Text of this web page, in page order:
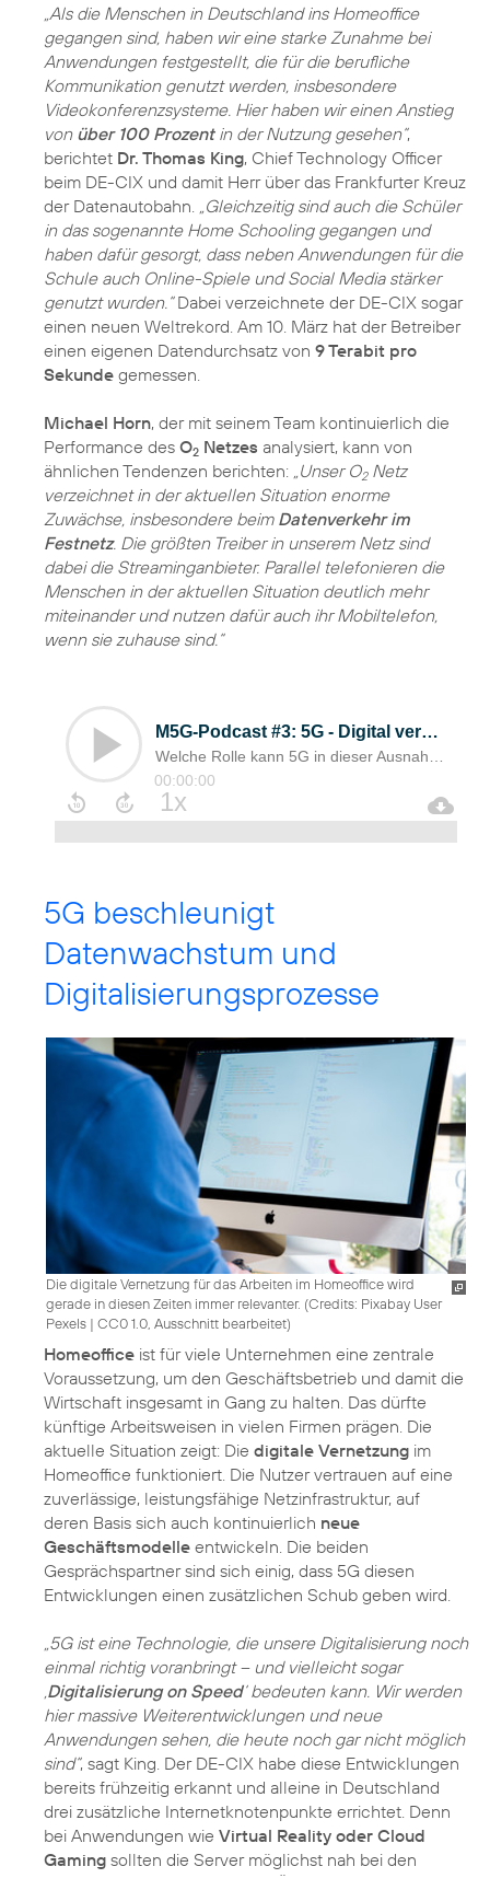
„Als die Menschen in Deutschland ins Homeoffice
gegangen sind, haben wir eine starke Zunahme bei
Anwendungen festgestellt, die für die berufliche
Kommunikation genutzt werden, insbesondere
Videokonferenzsysteme. Hier haben wir einen Anstieg
von über 100 Prozentin der Nutzung gesehen“,
berichtet Dr. Thomas King, Chief Technology Officer
beim DE-CIX und damit Herr über das Frankfurter Kreuz
der Datenautobahn.
„Gleichzeitig sind auch die Schüler
in das sogenannte Home Schooling gegangen und
haben dafür gesorgt, dass neben Anwendungen für die
Schule auch Online-Spiele und Social Media stärker
genutzt wurden.“Dabei verzeichnete der DE-CIX sogar
einen neuen Weltrekord. Am 10. März hat der Betreiber
einen eigenen Datendurchsatz von 9 Terabit pro
Sekunde gemessen.
Michael Horn, der mit seinem Team kontinuierlich die
Performance des O2 Netzes analysiert, kann von
ähnlichen Tendenzen berichten: „Unser O2Netz
verzeichnet in der aktuellen Situation enorme
Zuwächse, insbesondere beim Datenverkehr im
Festnetz. Die größten Treiber in unserem Netz sind
dabei die Streaminganbieter. Parallel telefonieren die
Menschen in der aktuellen Situation deutlich mehr
miteinander und nutzen dafür auch ihr Mobiltelefon,
wenn sie zuhause sind.“
5G beschleunigt
Datenwachstum und
Digitalisierungsprozesse
Die digitale Vernetzung für das Arbeiten im Homeoffice wird
gerade in diesen Zeiten immer relevanter. (Credits: Pixabay User
Pexels | CC0 1.0, Ausschnitt bearbeitet)
Homeoffice ist für viele Unternehmen eine zentrale
Voraussetzung, um den Geschäftsbetrieb und damit die
Wirtschaft insgesamt in Gang zu halten. Das dürfte
künftige Arbeitsweisen in vielen Firmen prägen. Die
aktuelle Situation zeigt: Die digitale Vernetzung im
Homeoffice funktioniert. Die Nutzer vertrauen auf eine
zuverlässige, leistungsfähige Netzinfrastruktur, auf
deren Basis sich auch kontinuierlich neue
Geschäftsmodelle entwickeln. Die beiden
Gesprächspartner sind sich einig, dass 5G diesen
Entwicklungen einen zusätzlichen Schub geben wird.
„5G ist eine Technologie, die unsere Digitalisierung noch
einmal richtig voranbringt – und vielleicht sogar
‚Digitalisierung on Speed‘ bedeuten kann. Wir werden
hier massive Weiterentwicklungen und neue
Anwendungen sehen, die heute noch gar nicht möglich
sind“, sagt King. Der DE-CIX habe diese Entwicklungen
bereits frühzeitig erkannt und alleine in Deutschland
drei zusätzliche Internetknotenpunkte errichtet. Denn
bei Anwendungen wie Virtual Reality oder Cloud
Gaming sollten die Server möglichst nah bei den